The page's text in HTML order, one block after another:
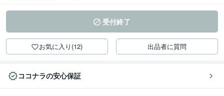
受付終了
お気に入り(12) 出品者に質問
ココナラの安心保証